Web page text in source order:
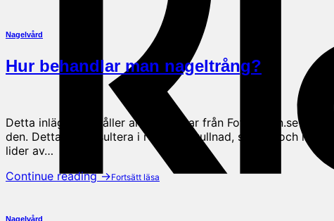
Nagelvård
Hur behandlar man nageltrång?
Detta inlägg innehåller annonslänkar från Fotbutiken.se
den. Detta kan resultera i rodnad, svullnad, smärta och
lider av…
Continue reading→
Nagelvård